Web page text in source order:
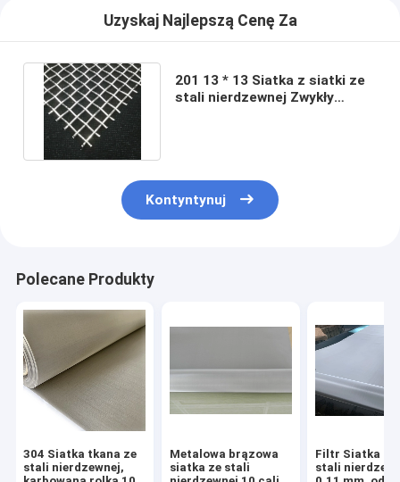
Uzyskaj Najlepszą Cenę Za
201 13 * 13 Siatka z siatki ze
stali nierdzewnej Zwykły
Kontyntynuj
Polecane Produkty
304 Siatka tkana ze
stali nierdzewnej,
Metalowa brązowa
siatka ze stali
Filtr Siatka
stali